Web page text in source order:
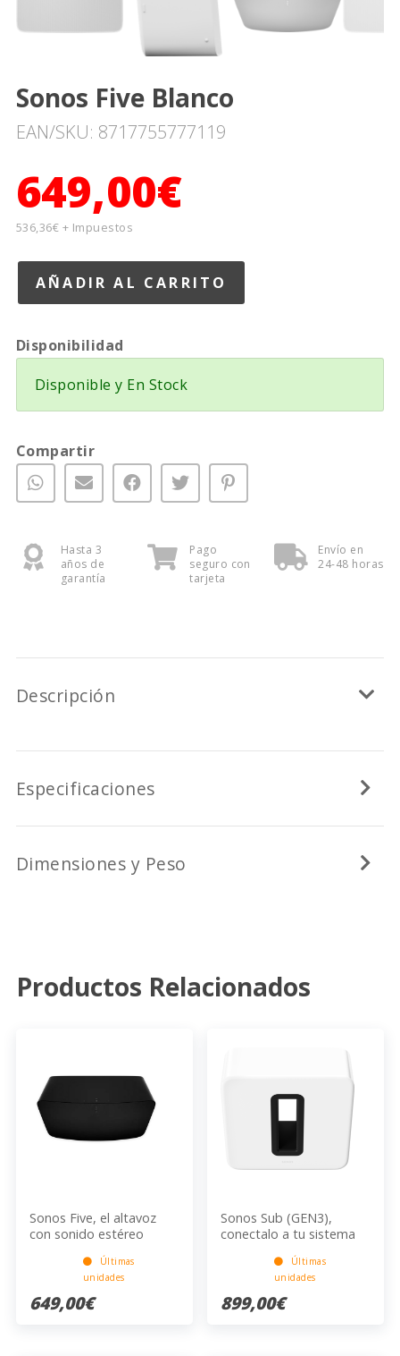
Sonos Five Blanco
EAN/SKU: 8717755777119
649,00€
536,36€ + Impuestos
Disponibilidad
Disponible y En Stock
Compartir
Hasta 3
años de
garantía
Pago
seguro con
tarjeta
Envío en
24-48 horas
Descripción
Especificaciones
Dimensiones y Peso
Productos Relacionados
Sonos Five, el altavoz
con sonido estéreo
Últimas
unidades
649,00€
Sonos Sub (GEN3),
conectalo a tu sistema
diferencia de un buen
Últimas
unidades
899,00€